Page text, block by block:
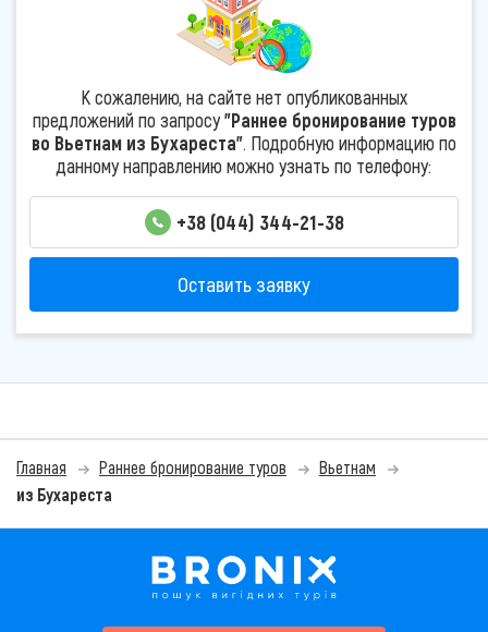
К сожалению, на сайте нет опубликованных
предложений по запросу"Раннее бронирование туров
во Вьетнам из Бухареста". Подробную информацию по
данному направлению можно узнать по телефону:
+38 (044) 344-21-38
Оставить заявку
Главная Раннее бронирование туров
Вьетнам
из Бухареста